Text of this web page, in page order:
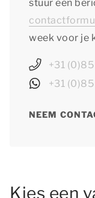
stuur een
week voor je
+31
+31
NEEM
Kies een